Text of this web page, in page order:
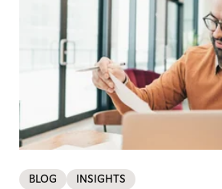
BLOG INSIGHTS